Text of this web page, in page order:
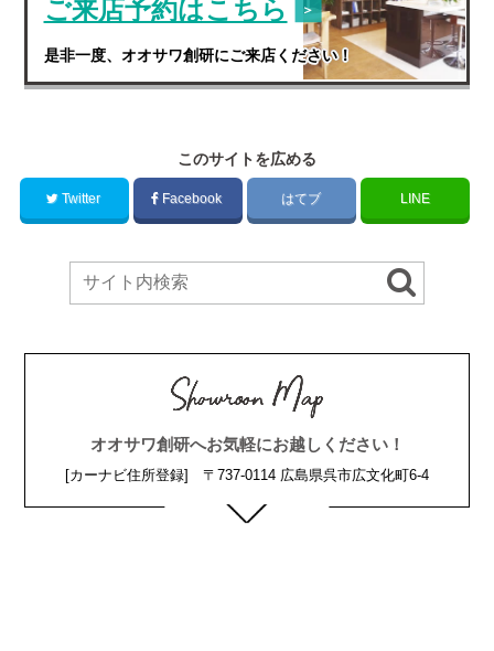
ご来店予約はこちら
是非一度、オオサワ創研にご来店ください！
このサイトを広める
Twitter Facebook はてブ LINE
オオサワ創研へお気軽にお越しください！
[カーナビ住所登録] 〒737-0114 広島県呉市広文化町6-4